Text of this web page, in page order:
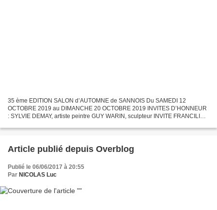
35 ème EDITION SALON d’AUTOMNE de SANNOIS Du SAMEDI 12
OCTOBRE 2019 au DIMANCHE 20 OCTOBRE 2019 INVITES D’HONNEUR
: SYLVIE DEMAY, artiste peintre GUY WARIN, sculpteur INVITE FRANCILIEN
ROLAND...
Article publié depuis Overblog
Publié le 06/06/2017 à 20:55
Par NICOLAS Luc